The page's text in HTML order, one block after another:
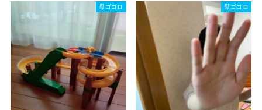
母ゴコロ 母ゴコロ